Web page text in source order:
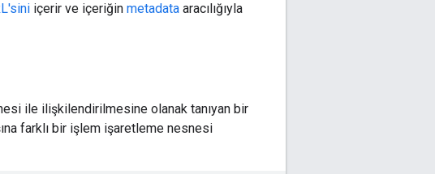
içerir ve içeriğin metadata aracılığıyla
ile ilişkilendirilmesine olanak tanıyan bir
farklı bir işlem işaretleme nesnesi